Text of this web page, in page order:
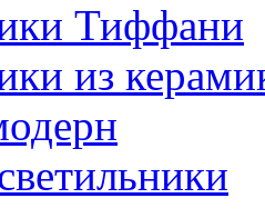
Тиффани
из